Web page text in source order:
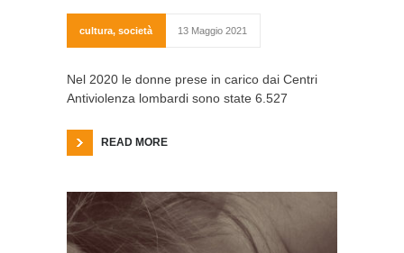
cultura, società 13 Maggio 2021
Nel 2020 le donne prese in carico dai Centri
Antiviolenza lombardi sono state 6.527
READ MORE